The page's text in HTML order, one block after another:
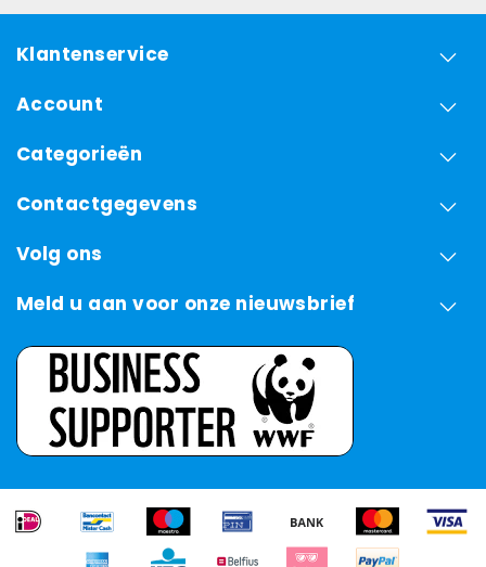
Klantenservice
Account
Categorieën
Contactgegevens
Volg ons
Meld u aan voor onze nieuwsbrief